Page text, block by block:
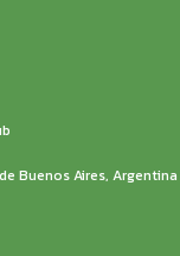
Buenos Aires, Argentina